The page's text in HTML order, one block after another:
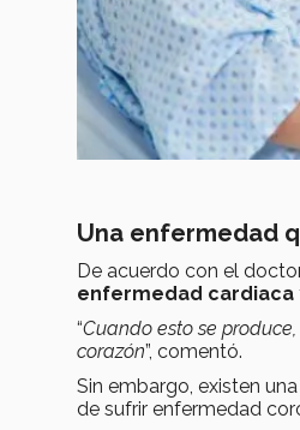
Una enfermedad
De acuerdo con el
enfermedad cardiaca
“Cuando esto se
corazón”, comentó.
Sin embargo, existen
de sufrir enfermedad